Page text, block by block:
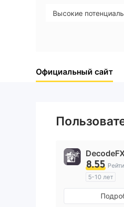
Высокие
Официальный сайт
8.55
5-10 лет
Маркет-